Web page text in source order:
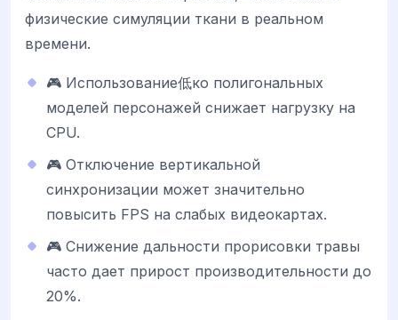
физические симуляции ткани в реальном
времени.
🎮 Использование低ко полигональных
моделей персонажей снижает нагрузку на
CPU.
🎮 Отключение вертикальной
синхронизации может значительно
повысить FPS на слабых видеокартах.
🎮 Снижение дальности прорисовки травы
часто дает прирост производительности до
20%.